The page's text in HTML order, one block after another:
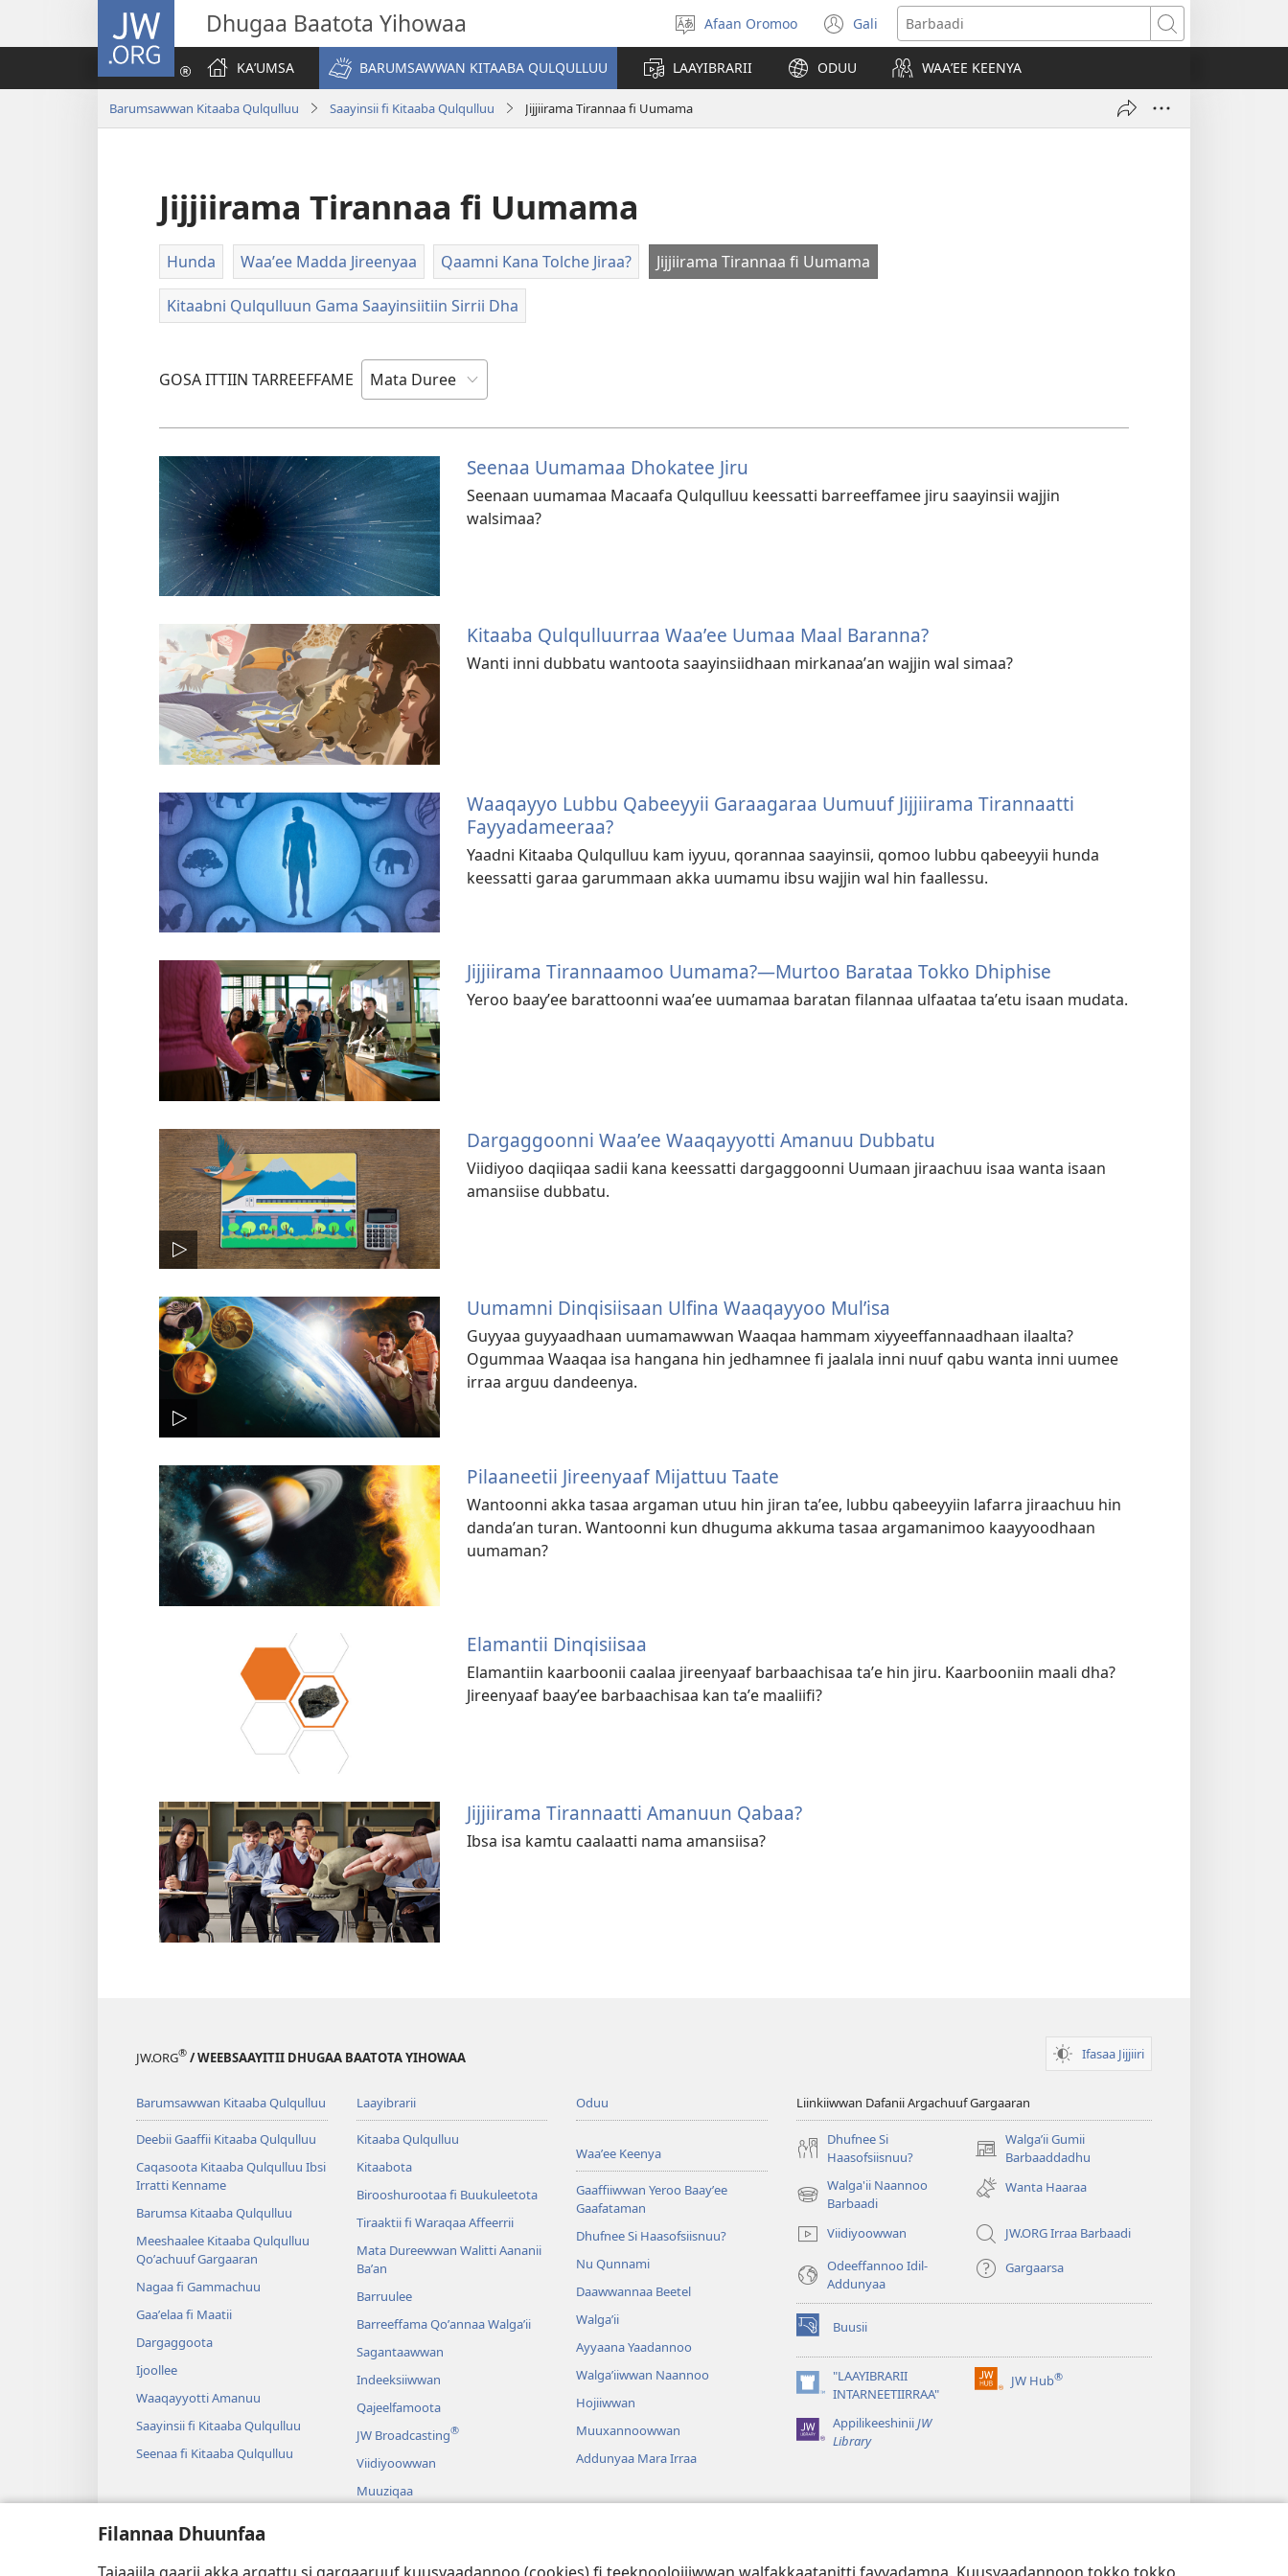
Filannaa Dhuunfaa
JW.ORG Dhugaa Baatota Yihowaa
Afaan
filadhu
Afaan Oromoo Gali
(opens
new
window)
Barbaadi
KAʼUMSA
BARUMSAWWAN KITAABA QULQULLUU LAAYIBRARII ODUU WAAʼEE KEENYA
Barumsawwan Kitaaba Qulqulluu Saayinsii fi Kitaaba Qulqulluu Jijjiirama Tirannaa fi Uumama
Jijjiirama Tirannaa fi Uumama
Hunda Waaʼee Madda Jireenyaa Qaamni Kana Tolche Jiraa? Jijjiirama Tirannaa fi Uumama
Kitaabni Qulqulluun Gama Saayinsiitiin Sirrii Dha
GOSA ITTIIN TARREEFFAME
Seenaa Uumamaa Dhokatee Jiru
Seenaan uumamaa Macaafa Qulqulluu keessatti barreeffamee jiru saayinsii wajjin
walsimaa?
Kitaaba Qulqulluurraa Waaʼee Uumaa Maal Baranna?
Wanti inni dubbatu wantoota saayinsiidhaan mirkanaaʼan wajjin wal simaa?
Waaqayyo Lubbu Qabeeyyii Garaagaraa Uumuuf Jijjiirama Tirannaatti
Fayyadameeraa?
Yaadni Kitaaba Qulqulluu kam iyyuu, qorannaa saayinsii, qomoo lubbu qabeeyyii hunda
keessatti garaa garummaan akka uumamu ibsu wajjin wal hin faallessu.
Jijjiirama Tirannaamoo Uumama?—Murtoo Barataa Tokko Dhiphise
Yeroo baayʼee barattoonni waaʼee uumamaa baratan filannaa ulfaataa taʼetu isaan mudata.
Dargaggoonni Waaʼee Waaqayyotti Amanuu Dubbatu
Viidiyoo daqiiqaa sadii kana keessatti dargaggoonni Uumaan jiraachuu isaa wanta isaan
amansiise dubbatu.
Uumamni Dinqisiisaan Ulfina Waaqayyoo Mulʼisa
Guyyaa guyyaadhaan uumamawwan Waaqaa hammam xiyyeeffannaadhaan ilaalta?
Ogummaa Waaqaa isa hangana hin jedhamnee fi jaalala inni nuuf qabu wanta inni uumee
irraa arguu dandeenya.
Pilaaneetii Jireenyaaf Mijattuu Taate
Wantoonni akka tasaa argaman utuu hin jiran taʼee, lubbu qabeeyyiin lafarra jiraachuu hin
dandaʼan turan. Wantoonni kun dhuguma akkuma tasaa argamanimoo kaayyoodhaan
uumaman?
Elamantii Dinqisiisaa
Elamantiin kaarboonii caalaa jireenyaaf barbaachisaa taʼe hin jiru. Kaarbooniin maali dha?
Jireenyaaf baayʼee barbaachisaa kan taʼe maaliifi?
Jijjiirama Tirannaatti Amanuun Qabaa?
Ibsa isa kamtu caalaatti nama amansiisa?
JW.ORG® / WEEBSAAYITII DHUGAA BAATOTA YIHOWAA Ifasaa Jijjiiri
Barumsawwan Kitaaba Qulqulluu
Deebii Gaaffii Kitaaba Qulqulluu
Caqasoota Kitaaba Qulqulluu Ibsi
Irratti Kenname
Barumsa Kitaaba Qulqulluu
Meeshaalee Kitaaba Qulqulluu
Qoʼachuuf Gargaaran
Nagaa fi Gammachuu
Gaaʼelaa fi Maatii
Dargaggoota
Ijoollee
Waaqayyotti Amanuu
Saayinsii fi Kitaaba Qulqulluu
Seenaa fi Kitaaba Qulqulluu
Laayibrarii
Kitaaba Qulqulluu
Kitaabota
Birooshurootaa fi Buukuleetota
Tiraaktii fi Waraqaa Affeerrii
Mata Dureewwan Walitti Aananii
Baʼan
Barruulee
Barreeffama Qoʼannaa Walgaʼii
Sagantaawwan
Indeeksiiwwan
Qajeelfamoota
JW Broadcasting®
Viidiyoowwan
Muuziqaa
Diraamaatiin
Oduu
Waaʼee Keenya
Gaaffiiwwan Yeroo Baayʼee
Gaafataman
Dhufnee Si Haasofsiisnuu?
Nu Qunnami
Daawwannaa Beetel
Walga’ii
Ayyaana Yaadannoo
Walgaʼiiwwan Naannoo
Hojiiwwan
Muuxannoowwan
Addunyaa Mara Irraa
Liinkiiwwan Dafanii Argachuuf Gargaaran
Dhufnee Si
Haasofsiisnuu?
Walgaʼii Gumii
Barbaaddadhu
(opens
new
window)
Walga'ii Naannoo
Barbaadi
(opens
window)
Wanta Haaraa
Viidiyoowwan
JW.ORG Irraa Barbaadi
Odeeffannoo Idil-
Addunyaa
Gargaarsa
Buusii
(opens
new
window)"LAAYIBRARII
INTARNEETIIRRAA"
(opens
window)
JW Hub®
(opens
AppilikeeshiniiJW
Library